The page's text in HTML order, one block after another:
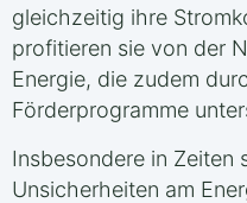
gleichzeitig ihre
profitieren sie von der
Energie, die zudem
Förderprogramme
Insbesondere in Zeiten
Unsicherheiten am